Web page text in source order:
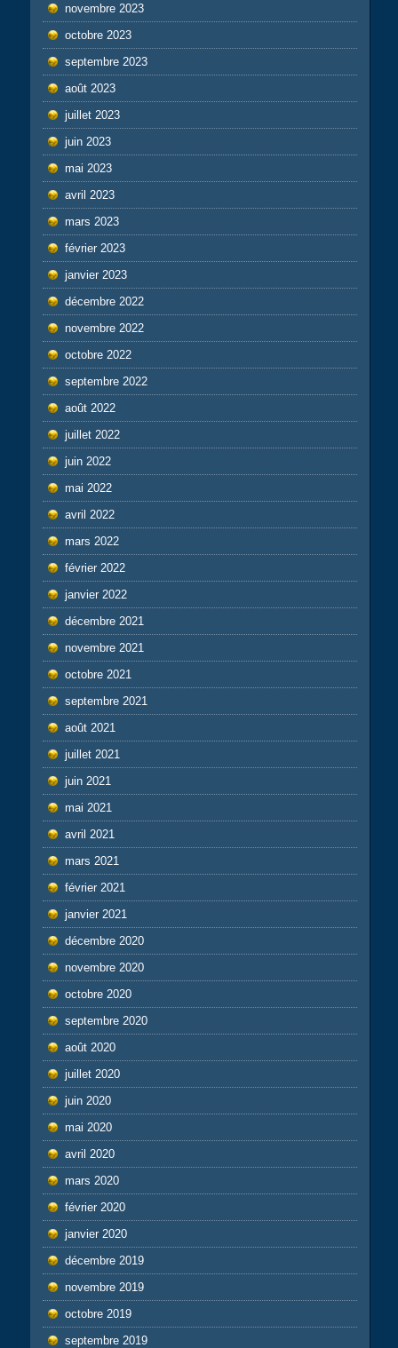
novembre 2023
octobre 2023
septembre 2023
août 2023
juillet 2023
juin 2023
mai 2023
avril 2023
mars 2023
février 2023
janvier 2023
décembre 2022
novembre 2022
octobre 2022
septembre 2022
août 2022
juillet 2022
juin 2022
mai 2022
avril 2022
mars 2022
février 2022
janvier 2022
décembre 2021
novembre 2021
octobre 2021
septembre 2021
août 2021
juillet 2021
juin 2021
mai 2021
avril 2021
mars 2021
février 2021
janvier 2021
décembre 2020
novembre 2020
octobre 2020
septembre 2020
août 2020
juillet 2020
juin 2020
mai 2020
avril 2020
mars 2020
février 2020
janvier 2020
décembre 2019
novembre 2019
octobre 2019
septembre 2019